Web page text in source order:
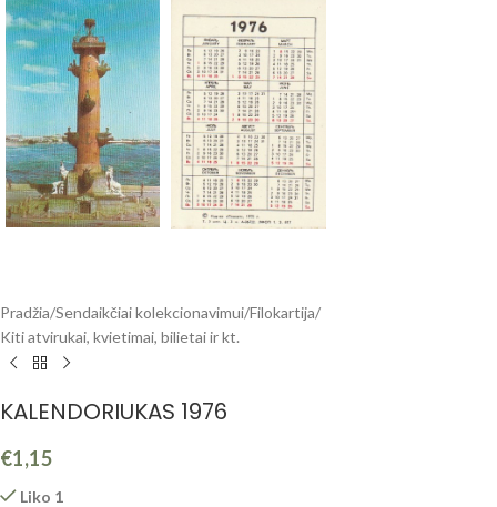
Pradžia/Sendaikčiai kolekcionavimui/Filokartija/
Kiti atvirukai, kvietimai, bilietai ir kt.
KALENDORIUKAS 1976
€1,15
Liko 1